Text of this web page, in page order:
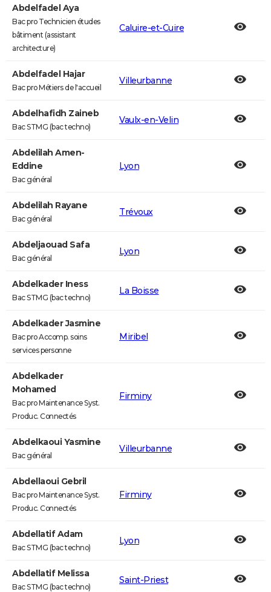
Abdelfadel Aya
Bac pro Technicien études
bâtiment (assistant
architecture)
Caluire-et-Cuire
Abdelfadel Hajar
Bac pro Métiers de l'accueil
Villeurbanne
Abdelhafidh Zaineb
Bac STMG (bac techno)
Vaulx-en-Velin
Abdelilah Amen-
Eddine
Bac général
Lyon
Abdelilah Rayane
Bac général
Trévoux
Abdeljaouad Safa
Bac général
Lyon
Abdelkader Iness
Bac STMG (bac techno)
La Boisse
Abdelkader Jasmine
Bac pro Accomp. soins
services personne
Miribel
Abdelkader
Mohamed
Bac pro Maintenance Syst.
Produc. Connectés
Firminy
Abdelkaoui Yasmine
Bac général
Villeurbanne
Abdellaoui Gebril
Bac pro Maintenance Syst.
Produc. Connectés
Firminy
Abdellatif Adam
Bac STMG (bac techno)
Lyon
Abdellatif Melissa
Bac STMG (bac techno)
Saint-Priest